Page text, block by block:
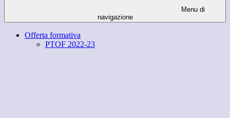
Menu di
navigazione
Offerta formativa
PTOF 2022-23